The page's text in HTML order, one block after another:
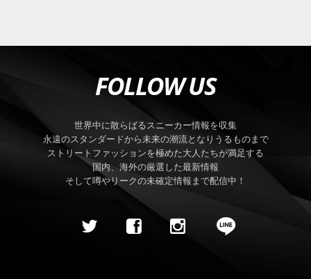
FOLLOW US
世界中に散らばるスニーカー情報を収集
永遠のスタンダードから未来の潮流となりうるものまで
ストリートファッションを極めた大人たちが満足する
国内、海外の厳選した最新情報
そして噂やリークの未確定情報まで配信中！